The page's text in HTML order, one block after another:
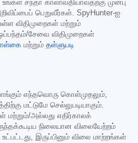
உங்கள் சந்தா காலாவதியாவதற்கு முன்பு
பெறுவீர்கள். SpyHunter-ஐ
விதிமுறைகள் மற்றும்
சேவை விதிமுறைகள்
மற்றும் தள்ளுபடி
எந்தவொரு கொள்முதலும்,
மட்டுமே செல்லுபடியாகும்.
மற்றும்/அல்லது எதிர்காலக்
நிலையான விலையேற்றம்
இருப்பினும் விலை மாற்றங்கள்